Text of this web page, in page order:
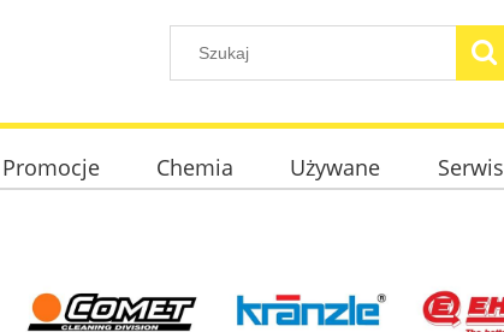
Promocje Chemia Używane Serwis